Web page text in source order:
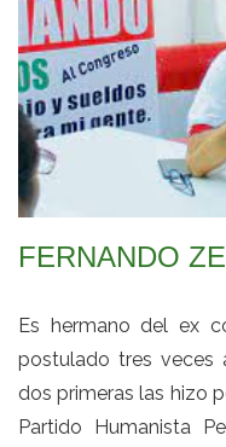
FERNANDO
Es hermano del ex
postulado tres veces
dos primeras las hizo
Partido Humanista